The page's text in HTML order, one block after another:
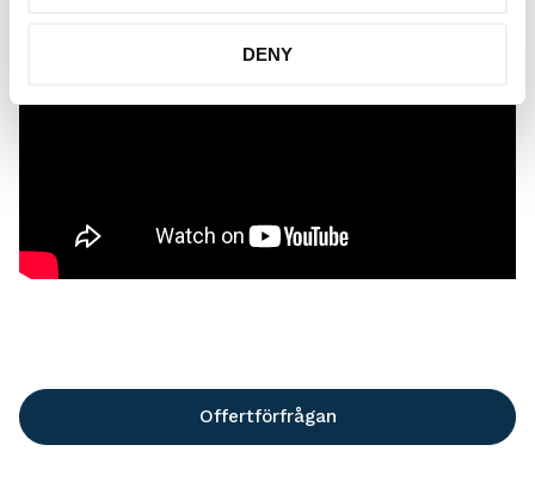
DENY
Offertförfrågan